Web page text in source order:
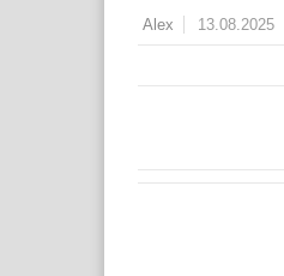
Alex 13.08.2025